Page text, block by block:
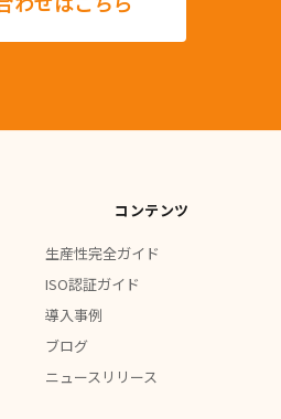
コンテンツ
生産性完全ガイド
ISO認証ガイド
導入事例
ブログ
ニュースリリース